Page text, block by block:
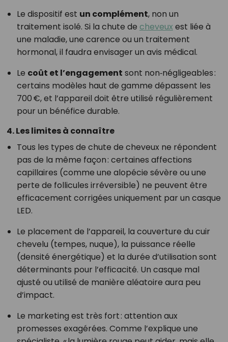
Le dispositif est un complément, non un
traitement isolé. Si la chute de cheveux est liée à
une maladie, une carence ou un traitement
hormonal, il faudra envisager un avis médical.
Le coût et l’engagement sont non‑négligeables :
certains modèles haut de gamme dépassent les
700 €, et l’appareil doit être utilisé régulièrement
pour un bénéfice durable.
4. Les limites à connaître
Tous les types de chute de cheveux ne répondent
pas de la même façon : certaines affections
capillaires (comme une alopécie sévère ou une
perte de follicules irréversible) ne peuvent être
efficacement corrigées uniquement par un casque
LED.
Le placement de l’appareil, la couverture du cuir
chevelu (tempes, nuque), la puissance réelle
(densité énergétique) et la durée d’utilisation sont
déterminants pour l’efficacité. Un casque mal
ajusté ou utilisé de manière aléatoire aura peu
d’impact.
Le marketing est très fort : attention aux
promesses exagérées. Comme l’explique une